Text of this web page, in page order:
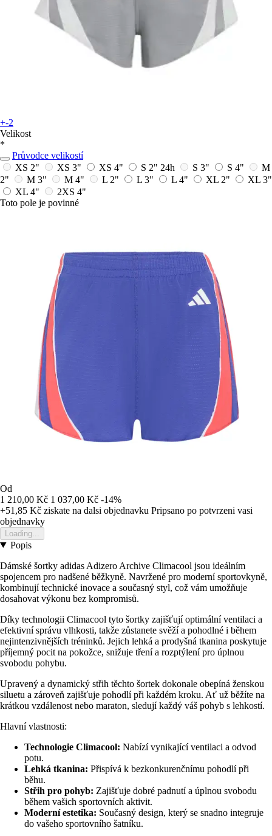
+-2
Velikost
*
Průvodce velikostí
XS 2"
XS 3" XS 4" S 2" 24h S 3" S 4"
M
2"
M 3" M 4" L 2" L 3" L 4" XL 2"
XL 3"
XL 4"
2XS 4"
Toto pole je povinné
Od
1 210,00 Kč 1 037,00 Kč -14%
+51,85 Kč ziskate na dalsi objednavku Pripsano po potvrzeni vasi
objednavky
Loading...
Popis
Dámské šortky adidas Adizero Archive Climacool jsou ideálním
spojencem pro nadšené běžkyně. Navržené pro moderní sportovkyně,
kombinují technické inovace a současný styl, což vám umožňuje
dosahovat výkonu bez kompromisů.
Díky technologii Climacool tyto šortky zajišťují optimální ventilaci a
efektivní správu vlhkosti, takže zůstanete svěží a pohodlné i během
nejintenzivnějších tréninků. Jejich lehká a prodyšná tkanina poskytuje
příjemný pocit na pokožce, snižuje tření a rozptýlení pro úplnou
svobodu pohybu.
Upravený a dynamický střih těchto šortek dokonale obepíná ženskou
siluetu a zároveň zajišťuje pohodlí při každém kroku. Ať už běžíte na
krátkou vzdálenost nebo maraton, sledují každý váš pohyb s lehkostí.
Hlavní vlastnosti:
Technologie Climacool: Nabízí vynikající ventilaci a odvod
potu.
Lehká tkanina: Přispívá k bezkonkurenčnímu pohodlí při
běhu.
Střih pro pohyb: Zajišťuje dobré padnutí a úplnou svobodu
během vašich sportovních aktivit.
Moderní estetika: Současný design, který se snadno integruje
do vašeho sportovního šatníku.